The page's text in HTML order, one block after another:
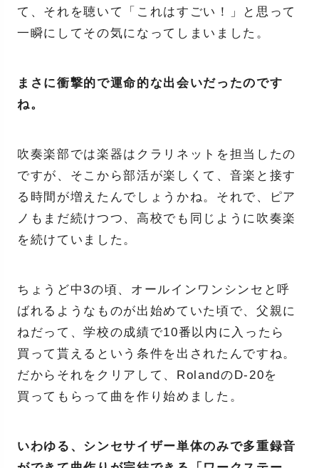
て、それを聴いて「これはすごい！」と思って
一瞬にしてその気になってしまいました。
まさに衝撃的で運命的な出会いだったのです
ね。
吹奏楽部では楽器はクラリネットを担当したの
ですが、そこから部活が楽しくて、音楽と接す
る時間が増えたんでしょうかね。それで、ピア
ノもまだ続けつつ、高校でも同じように吹奏楽
を続けていました。
ちょうど中3の頃、オールインワンシンセと呼
ばれるようなものが出始めていた頃で、父親に
ねだって、学校の成績で10番以内に入ったら
買って貰えるという条件を出されたんですね。
だからそれをクリアして、RolandのD-20を
買ってもらって曲を作り始めました。
いわゆる、シンセサイザー単体のみで多重録音